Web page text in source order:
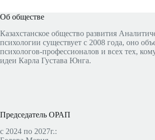
Об обществе
Казахстанское общество развития
психологии существует с 2008 года, оно
психологов-профессионалов и всех тех,
идеи Карла Густава Юнга.
Председатель ОРАП
с 2024 по 2027г.: